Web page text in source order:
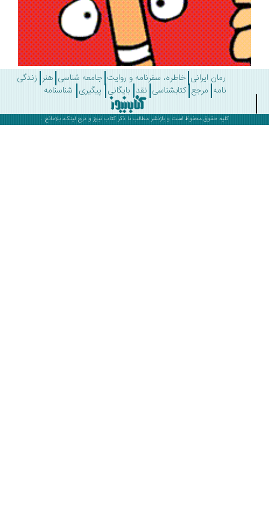
رمان ایرانی خاطره، سفرنامه و روایت جامعه شناسی هنر زندگی
مرجع کتابشناسی نقد بایگانی پیگیری شناسنامه
کلیه حقوق محفوظ است و بازنشر مطالب با ذکرکتاب نیوزو درج لینک، بلامانع .